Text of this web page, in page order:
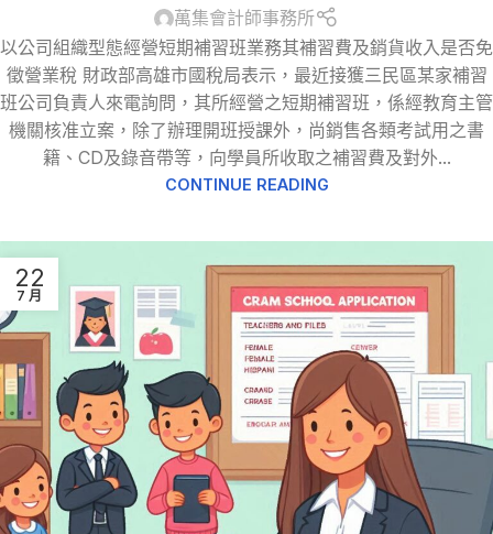
萬集會計師事務所
以公司組織型態經營短期補習班業務其補習費及銷貨收入是否免
徵營業稅 財政部高雄市國稅局表示，最近接獲三民區某家補習
班公司負責人來電詢問，其所經營之短期補習班，係經教育主管
機關核准立案，除了辦理開班授課外，尚銷售各類考試用之書
籍、CD及錄音帶等，向學員所收取之補習費及對外...
CONTINUE READING
22
7 月